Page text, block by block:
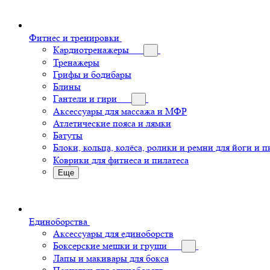
Фитнес и тренировки
Кардиотренажеры
Тренажеры
Грифы и бодибары
Блины
Гантели и гири
Аксессуары для массажа и МФР
Атлетические пояса и лямки
Батуты
Блоки, кольца, колёса, ролики и ремни для йоги и
Коврики для фитнеса и пилатеса
Еще
Единоборства
Аксессуары для единоборств
Боксерские мешки и груши
Лапы и макивары для бокса